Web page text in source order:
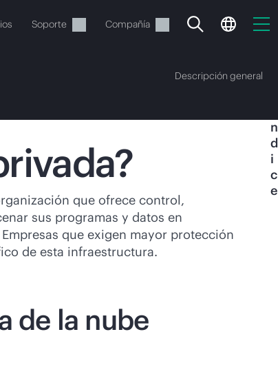
Soporte Compañía
el pedido.
Descripción general
que ofrece control,
sus programas y datos en
que exigen mayor protección
de esta infraestructura.
n
d
i
c
e
de la nube